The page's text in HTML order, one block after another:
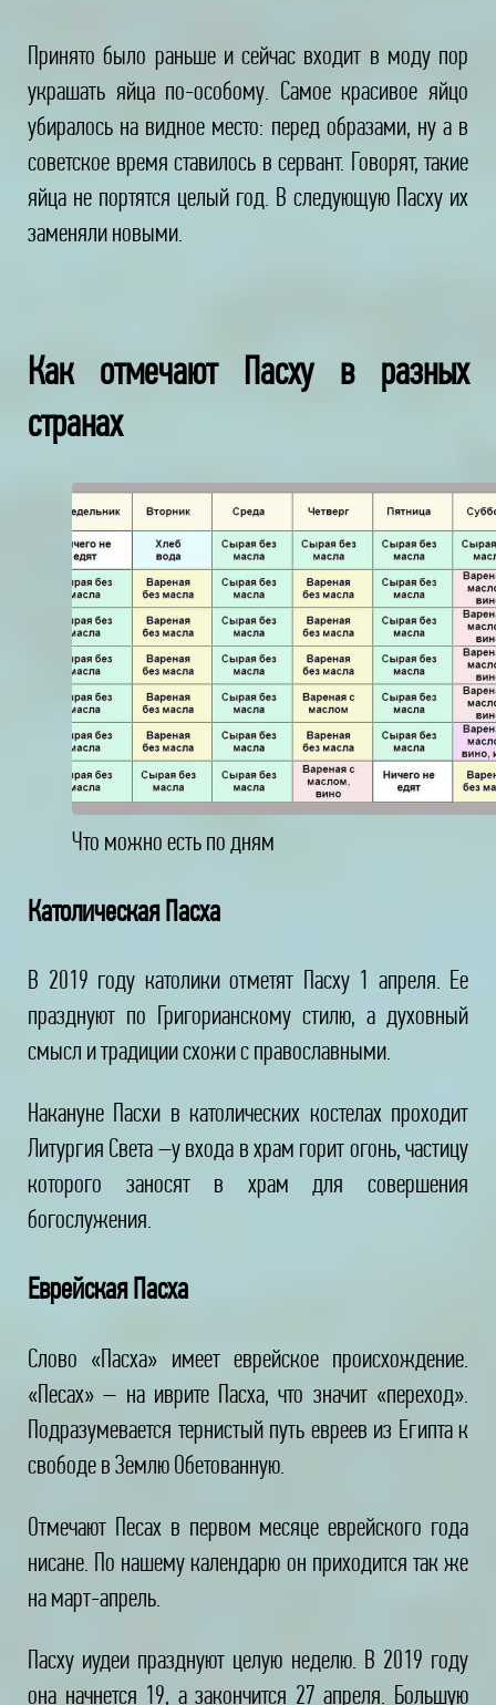
Принято было раньше и сейчас входит в моду пор
украшать яйца по-особому. Самое красивое яйцо
убиралось на видное место: перед образами, ну а в
советское время ставилось в сервант. Говорят, такие
яйца не портятся целый год. В следующую Пасху их
заменяли новыми.
Как отмечают Пасху в разных
странах
Что можно есть по дням
Католическая Пасха
В 2019 году католики отметят Пасху 1 апреля. Ее
празднуют по Григорианскому стилю, а духовный
смысл и традиции схожи с православными.
Накануне Пасхи в католических костелах проходит
Литургия Света –у входа в храм горит огонь, частицу
которого заносят в храм для совершения
богослужения.
Еврейская Пасха
Слово «Пасха» имеет еврейское происхождение.
«Песах» – на иврите Пасха, что значит «переход».
Подразумевается тернистый путь евреев из Египта к
свободе в Землю Обетованную.
Отмечают Песах в первом месяце еврейского года
нисане. По нашему календарю он приходится так же
на март-апрель.
Пасху иудеи празднуют целую неделю. В 2019 году
она начнется 19, а закончится 27 апреля. Большую